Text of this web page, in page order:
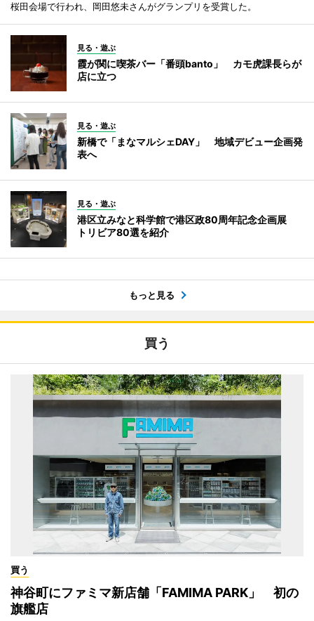
桜田会場で行われ、岡田悠未さんがグランプリを受賞した。
見る・遊ぶ
霞が関に喫茶バー「番頭banto」 カモ虎課長らが
店に立つ
見る・遊ぶ
新橋で「まなマルシェDAY」 地域デビュー企画発
表へ
見る・遊ぶ
港区立みなと科学館で港区政80周年記念企画展
トリビア80選を紹介
もっと見る
買う
買う
神谷町にファミマ新店舗「FAMIMA PARK」 初の
旗艦店